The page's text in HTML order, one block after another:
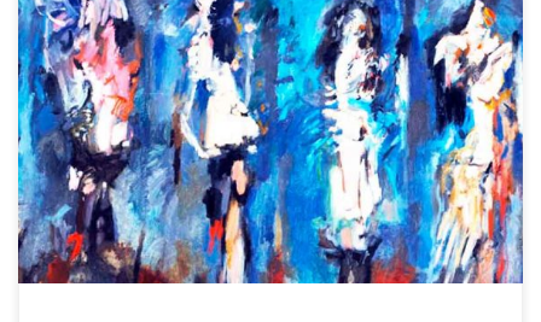
«Y ponte un alma si la encuentras»